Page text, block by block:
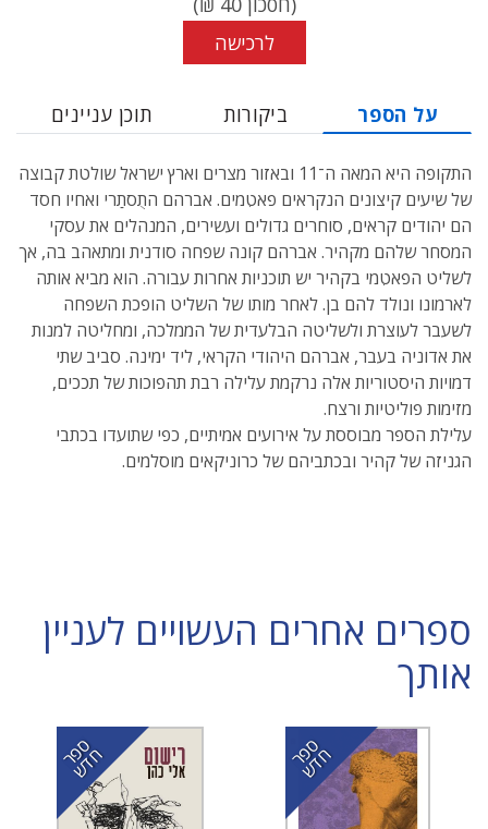
לרכישה
על הספר ביקורות תוכן עניינים
התקופה היא המאה ה־11 ובאזור מצרים וארץ ישראל שולטת קבוצה
של שיעים קיצונים הנקראים פאטִמים. אברהם התֻסתַרי ואחיו חסד
הם יהודים קראים, סוחרים גדולים ועשירים, המנהלים את עסקי
המסחר שלהם מקהיר. אברהם קונה שפחה סודנית ומתאהב בה, אך
לשליט הפאטִמי בקהיר יש תוכניות אחרות עבורה. הוא מביא אותה
לארמונו ונולד להם בן. לאחר מותו של השליט הופכת השפחה
לשעבר לעוצרת ולשליטה הבלעדית של הממלכה, ומחליטה למנות
את אדוניה בעבר, אברהם היהודי הקראי, ליד ימינה. סביב שתי
דמויות היסטוריות אלה נרקמת עלילה רבת תהפוכות של תככים,
מזימות פוליטיות ורצח.
עלילת הספר מבוססת על אירועים אמיתיים, כפי שתועדו בכתבי
הגניזה של קהיר ובכתביהם של כרוניקאים מוסלמים.
ספרים אחרים העשויים לעניין
אותך
ס
פ
ר
ח
ד
ש ס
פ
ר
ח
ד
ש